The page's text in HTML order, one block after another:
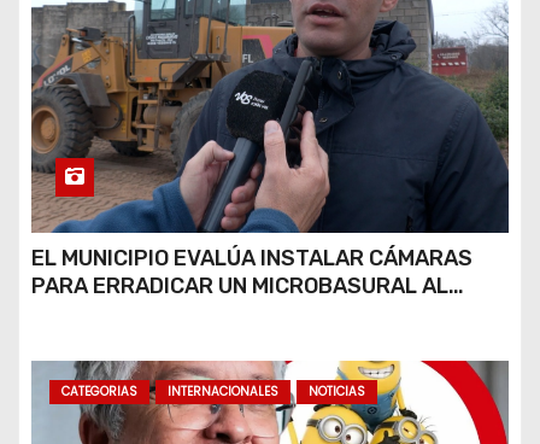
EL MUNICIPIO EVALÚA INSTALAR CÁMARAS
PARA ERRADICAR UN MICROBASURAL AL
CATEGORIAS INTERNACIONALES NOTICIAS